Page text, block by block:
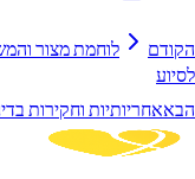
לוחמת מצור והמשפט
וחקירות בדיני